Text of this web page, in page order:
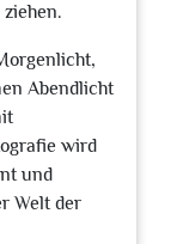
Abendlicht
wird
und
Welt der